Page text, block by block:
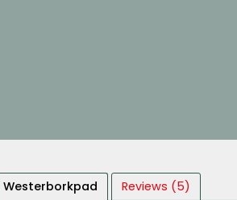
Westerborkpad Reviews (5)